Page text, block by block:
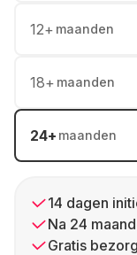
12+ maanden
18+ maanden
24+ maanden
14 dagen
Na 24
Gratis